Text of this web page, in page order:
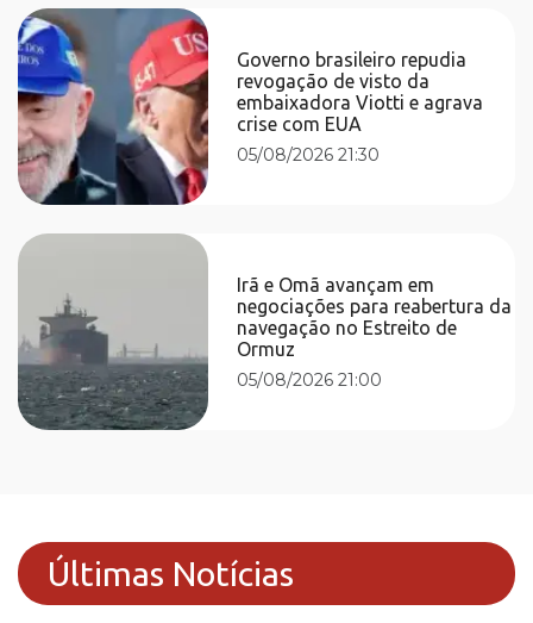
Governo brasileiro repudia
revogação de visto da
embaixadora Viotti e agrava
crise com EUA
05/08/2026 21:30
Irã e Omã avançam em
negociações para reabertura da
navegação no Estreito de
Ormuz
05/08/2026 21:00
Últimas Notícias